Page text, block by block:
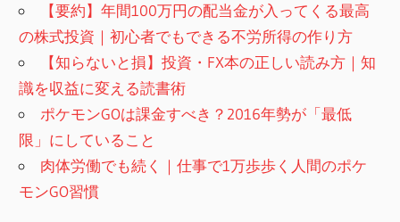
【要約】年間100万円の配当金が入ってくる最高
の株式投資｜初心者でもできる不労所得の作り方
【知らないと損】投資・FX本の正しい読み方｜知
識を収益に変える読書術
ポケモンGOは課金すべき？2016年勢が「最低
限」にしていること
肉体労働でも続く｜仕事で1万歩歩く人間のポケ
モンGO習慣